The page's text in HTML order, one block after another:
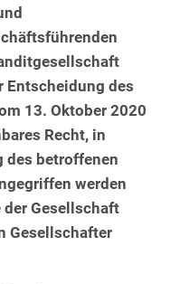
Entscheidung des
13. Oktober 2020
Recht, in
des betroffenen
werden
der Gesellschaft
Gesellschafter